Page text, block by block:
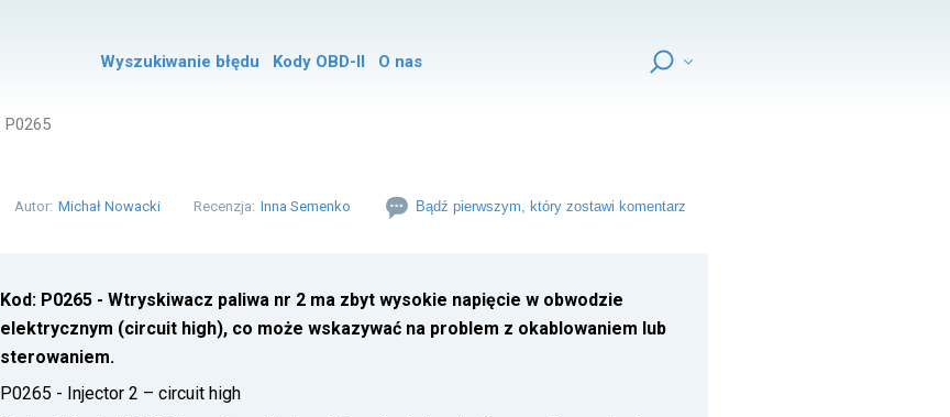
Wyszukiwanie błędu Kody OBD-II O nas
P0265
Autor: Michał Nowacki Recenzja: Inna Semenko Bądź pierwszym, który zostawi komentarz
Kod: P0265 - Wtryskiwacz paliwa nr 2 ma zbyt wysokie napięcie w obwodzie
elektrycznym (circuit high), co może wskazywać na problem z okablowaniem lub
sterowaniem.
P0265 - Injector 2 – circuit high